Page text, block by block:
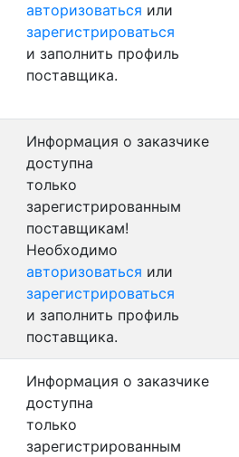
авторизоваться или
зарегистрироваться
и заполнить профиль
поставщика.
Информация о заказчике
доступна
только
зарегистрированным
поставщикам!
Необходимо
авторизоваться или
зарегистрироваться
и заполнить профиль
поставщика.
Информация о заказчике
доступна
только
зарегистрированным